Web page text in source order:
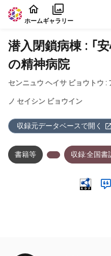
本文に飛ぶ
ホームギャラリー
潜入閉鎖病棟 : 「
の精神病院
センニュウ ヘイサ ビョウトウ :
ノ セイシン ビョウイン
収録元データベースで開く
書籍等 収録:全国書